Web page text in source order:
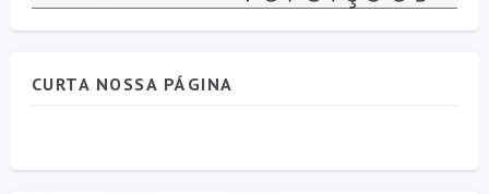
CURTA NOSSA PÁGINA